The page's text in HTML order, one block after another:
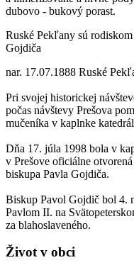
dubovo - bukový porast.
Ruské Pekľany sú
Gojdiča
nar. 17.07.1888 Ruské
Pri svojej historickej
počas návštevy Prešova
mučeníka v kaplnke
Dňa 17. júla 1998 bola v
v Prešove oficiálne
biskupa Pavla Gojdiča.
Biskup Pavol Gojdič bol 4.
Pavlom II. na
za blahoslaveného.
Život v obci